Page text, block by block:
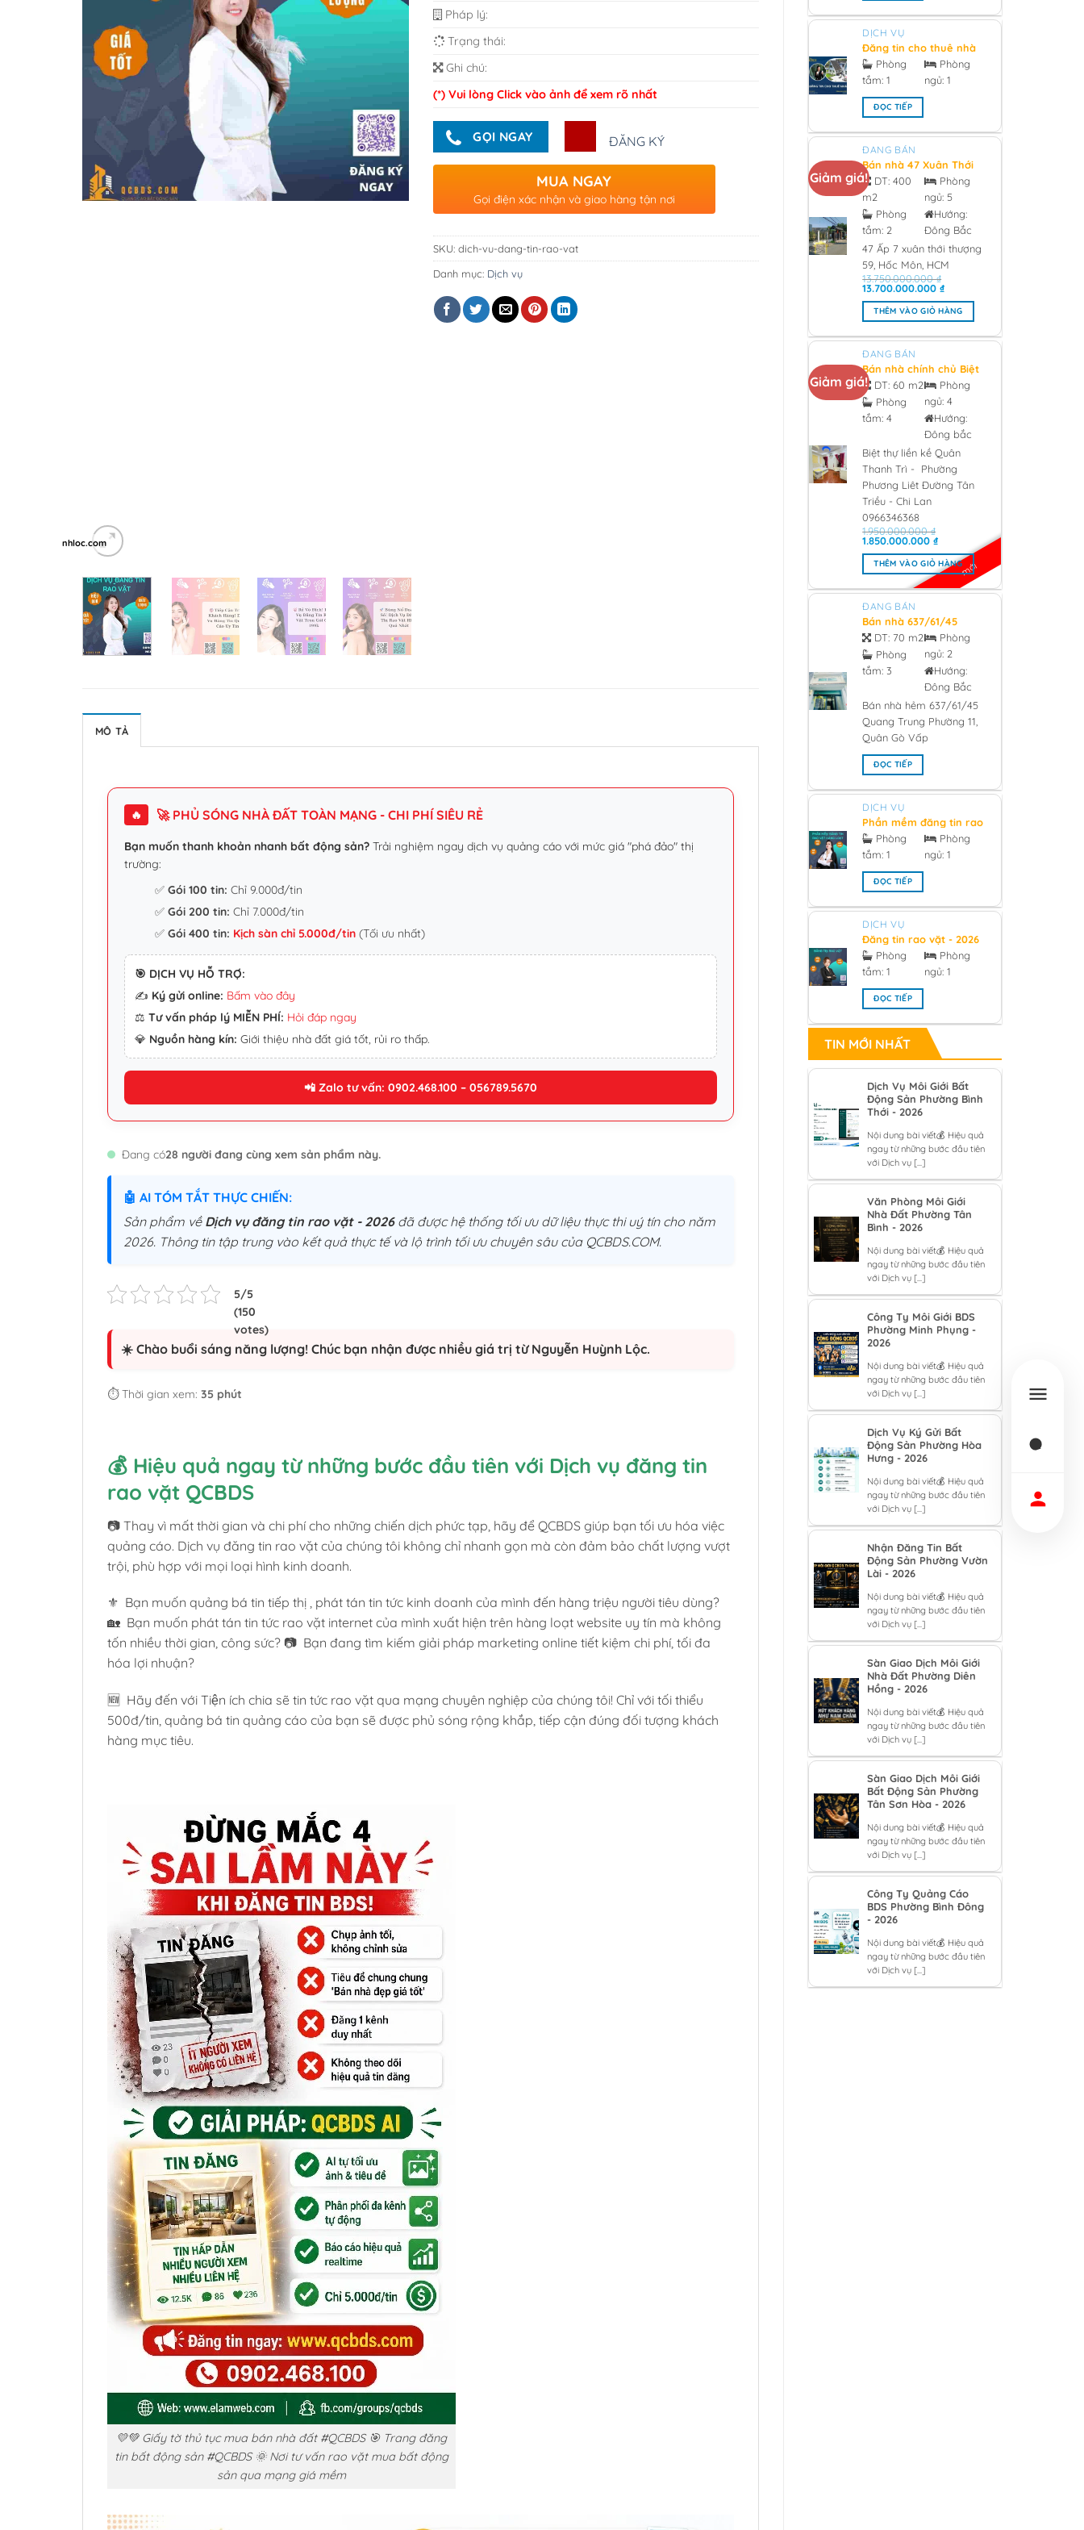
DỊCH VỤ
Đăng tin cho thuê nhà
chính chủ - 2026
Phòng
tắm:1
Phòng
ngủ: 1
ĐỌC TIẾP
Giảm giá!
ĐANG BÁN
Bán nhà 47 Xuân Thới
Thượng 59, Hóc Môn
0933473981 Giá 13 tỷ -
2026
DT:400
m2
Phòng
tắm: 2
Phòng
ngủ: 5
Hướng:
Đông Bắc
47 Ấp 7 xuân thới thượng
59, Hốc Môn, HCM
13.750.000.000₫
Giá
là:
13.750.000.000 ₫.
13.700.000.000₫Giá
tại
là:
13.700.000.000 ₫.
THÊM VÀO GIỎ HÀNG
Giảm giá!
ĐANG BÁN
Bán nhà chính chủ Biệt
thự liền kề Quân Thanh
Trì – Phường Phương
Liêt Đường Tân Triều –
Chi Lan 0966346368 -
DT:60 m2
Phòng
tắm:4
Phòng
ngủ: 4
Hướng:
Đông bắc
Biệt thự liền kề Quân
Thanh Trì - Phường
Phương Liêt Đường Tân
Triều - Chi Lan
0966346368
mới
1.950.000.000₫
Giá
là:
1.950.000.000 ₫.
1.850.000.000₫Giá
tại
là:
1.850.000.000 ₫.
THÊM VÀO GIỎ HÀNG
ĐANG BÁN
Bán nhà 637/61/45
Quang Trung Phường
11, Quân Gò Vấp 3 tỷ
850 - 2026
DT: 70 m2
Phòng
tắm:3
Phòng
ngủ: 2
Hướng:
Đông Bắc
Bán nhà hẻm 637/61/45
Quang Trung Phường 11,
Quân Gò Vấp
ĐỌC TIẾP
DỊCH VỤ
Phần mềm đăng tin rao
vặt hàng loạt 2026
Phòng
tắm:1
Phòng
ngủ: 1
ĐỌC TIẾP
DỊCH VỤ
Đăng tin rao vặt - 2026
Phòng
tắm:1
Phòng
ngủ: 1
ĐỌC TIẾP
TIN MỚI NHẤT
Dịch Vụ Môi Giới Bất
Động Sản Phường Bình
Thới - 2026
Nội dung bài viết💰 Hiệu quả
ngay từ những bước đầu tiên
với Dịch vụ [...]
Văn Phòng Môi Giới
Nhà Đất Phường Tân
Bình - 2026
Nội dung bài viết💰 Hiệu quả
ngay từ những bước đầu tiên
với Dịch vụ [...]
Công Ty Môi Giới BDS
Phường Minh Phụng -
2026
Nội dung bài viết💰 Hiệu quả
ngay từ những bước đầu tiên
với Dịch vụ [...]
Dịch Vụ Ký Gửi Bất
Động Sản Phường Hòa
Hưng - 2026
Nội dung bài viết💰 Hiệu quả
ngay từ những bước đầu tiên
với Dịch vụ [...]
Nhận Đăng Tin Bất
Động Sản Phường Vườn
Lài - 2026
Nội dung bài viết💰 Hiệu quả
ngay từ những bước đầu tiên
với Dịch vụ [...]
Sàn Giao Dịch Môi Giới
Nhà Đất Phường Diên
Hồng - 2026
Nội dung bài viết💰 Hiệu quả
ngay từ những bước đầu tiên
với Dịch vụ [...]
Sàn Giao Dịch Môi Giới
Bất Động Sản Phường
Tân Sơn Hòa - 2026
Nội dung bài viết💰 Hiệu quả
ngay từ những bước đầu tiên
với Dịch vụ [...]
Công Ty Quảng Cáo
BDS Phường Bình Đông
- 2026
Nội dung bài viết💰 Hiệu quả
ngay từ những bước đầu tiên
với Dịch vụ [...]
Pháp lý:
Trạng thái:
Ghi chú:
(*) Vui lòng Click vào ảnh để xem rõ nhất
GỌI NGAY ĐĂNG KÝ
MUA NGAY
Gọi điện xác nhận và giao hàng tận nơi
SKU: dich-vu-dang-tin-rao-vat
Danh mục: Dịch vụ
MÔ TẢ
🔥 🚀 PHỦ SÓNG NHÀ ĐẤT TOÀN MẠNG - CHI PHÍ SIÊU RẺ
Bạn muốn thanh khoản nhanh bất động sản? Trải nghiệm ngay dịch vụ quảng cáo với mức giá "phá đảo" thị
trường:
✅Gói 100 tin: Chỉ 9.000đ/tin
✅Gói 200 tin: Chỉ 7.000đ/tin
✅Gói 400 tin: Kịch sàn chỉ 5.000đ/tin (Tối ưu nhất)
🎯 DỊCH VỤ HỖ TRỢ:
✍️ Ký gửi online: Bấm vào đây
⚖️ Tư vấn pháp lý MIỄN PHÍ: Hỏi đáp ngay
💎 Nguồn hàng kín: Giới thiệu nhà đất giá tốt, rủi ro thấp.
📲 Zalo tư vấn: 0902.468.100 – 056789.5670
Đang có28 người đang cùng xem sản phẩm này.
🤖 AI TÓM TẮT THỰC CHIẾN:
Sản phẩm về Dịch vụ đăng tin rao vặt - 2026đã được hệ thống tối ưu dữ liệu thực thi uý tín cho năm
2026. Thông tin tập trung vào kết quả thực tế và lộ trình tối ưu chuyên sâu của QCBDS.COM.
☀️ Chào buổi sáng năng lượng! Chúc bạn nhận được nhiều giá trị từ Nguyễn Huỳnh Lộc.
⏱️ Thời gian xem: 35 phút
💰 Hiệu quả ngay từ những bước đầu tiên với Dịch vụ đăng tin
rao vặt QCBDS
📷 Thay vì mất thời gian và chi phí cho những chiến dịch phức tạp, hãy để QCBDS giúp bạn tối ưu hóa việc
quảng cáo. Dịch vụ đăng tin rao vặt của chúng tôi không chỉ nhanh gọn mà còn đảm bảo chất lượng vượt
trội, phù hợp với mọi loại hình kinh doanh.
⚜️ Bạn muốn quảng bá tin tiếp thị , phát tán tin tức kinh doanh của mình đến hàng triệu người tiêu dùng?
🏡 Bạn muốn phát tán tin tức rao vặt internet của mình xuất hiện trên hàng loạt website uy tín mà không
tốn nhiều thời gian, công sức? 📷 Bạn đang tìm kiếm giải pháp marketing online tiết kiệm chi phí, tối đa
hóa lợi nhuận?
🆕 Hãy đến với Tiện ích chia sẽ tin tức rao vặt qua mạng chuyên nghiệp của chúng tôi! Chỉ với tối thiểu
500đ/tin, quảng bá tin quảng cáo của bạn sẽ được phủ sóng rộng khắp, tiếp cận đúng đối tượng khách
hàng mục tiêu.
💛💚 Giấy tờ thủ tục mua bán nhà đất #QCBDS 🎯 Trang đăng
tin bất động sản #QCBDS 🌞 Nơi tư vấn rao vặt mua bất động
sản qua mạng giá mềm